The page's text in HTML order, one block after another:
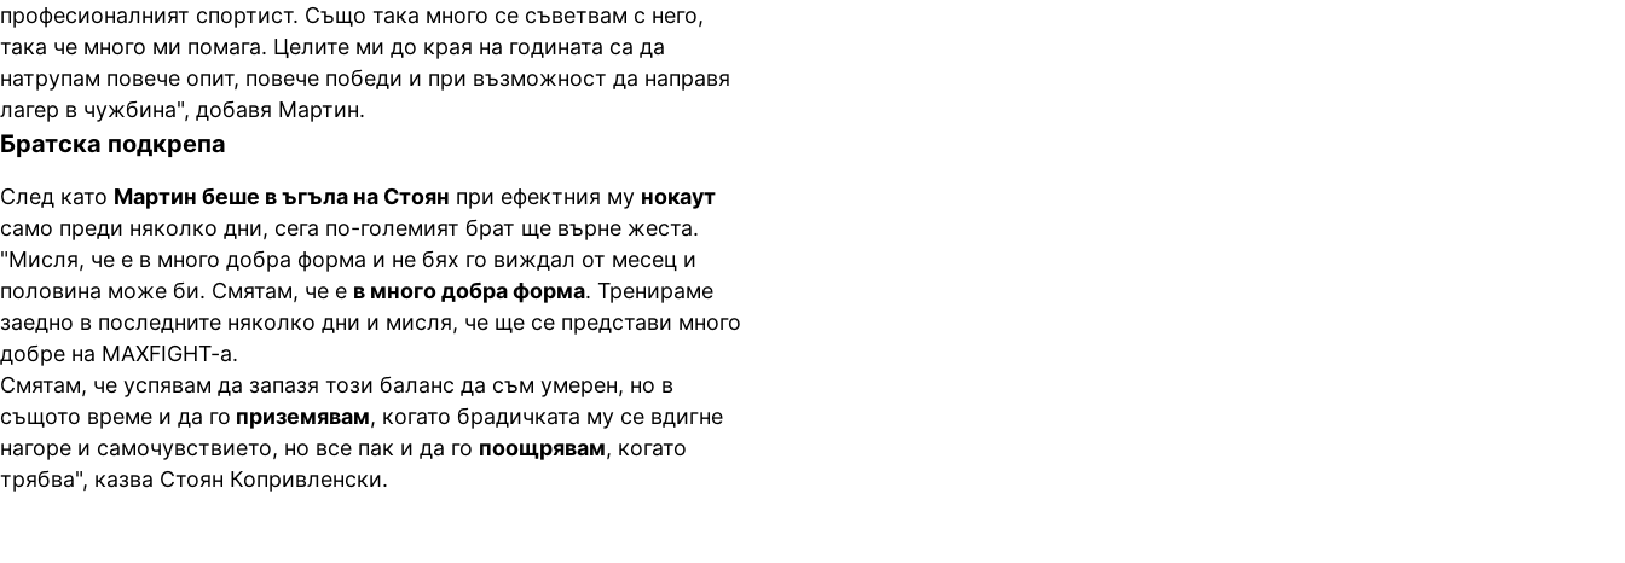
професионалният спортист. Също така много се съветвам с него,
така че много ми помага. Целите ми до края на годината са да
натрупам повече опит, повече победи и при възможност да направя
лагер в чужбина", добавя Мартин.
Братска подкрепа
След като Мартин беше в ъгъла на Стоян при ефектния му нокаут
само преди няколко дни, сега по-големият брат ще върне жеста.
"Мисля, че е в много добра форма и не бях го виждал от месец и
половина може би. Смятам, че е в много добра форма. Тренираме
заедно в последните няколко дни и мисля, че ще се представи много
добре на MAXFIGHT-а.
Смятам, че успявам да запазя този баланс да съм умерен, но в
същото време и да го приземявам, когато брадичката му се вдигне
нагоре и самочувствието, но все пак и да го поощрявам, когато
трябва", казва Стоян Копривленски.